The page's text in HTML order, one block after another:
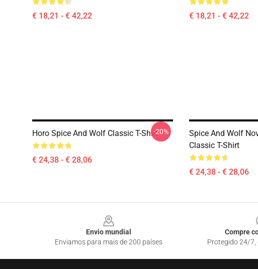
€ 18,21 - € 42,22 € 18,21 - € 42,22
Horo Spice And Wolf Classic T-Shirt
€ 24,38 - € 28,06
-20%
Spice And Wolf
Classic T-Shirt
€ 24,38 - € 28,06
Envio mundial
Enviamos para mais de 200 países
Compre
Protegido 24/7,